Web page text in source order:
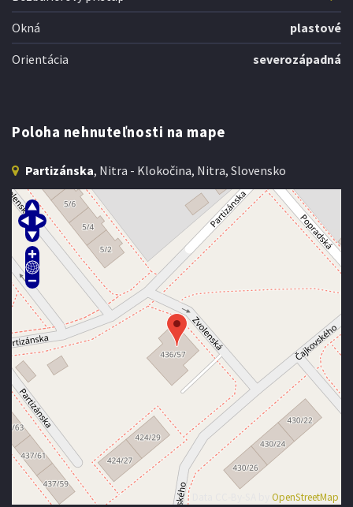
Okná
plastové
Orientácia
severozápadná
Poloha nehnuteľnosti na mape
Partizánska, Nitra - Klokočina, Nitra, Slovensko
OpenStreetMap